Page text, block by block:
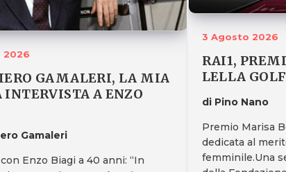
2026
GAMALERI, LA MIA
A ENZO
Gamaleri
Enzo Biagi a 40 anni: “In
3 Agosto 2026
RAI1,
LELLA
di Pino Nano
Premio Marisa
dedicata al
femminile.Una